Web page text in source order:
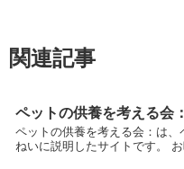
関連記事
ペットの供養を考える会
ペットの供養を考える会：は
ねいに説明したサイトです。